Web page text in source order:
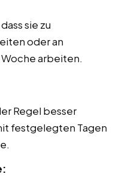
sie zu
oder an
arbeiten.
Regel besser
festgelegten Tagen